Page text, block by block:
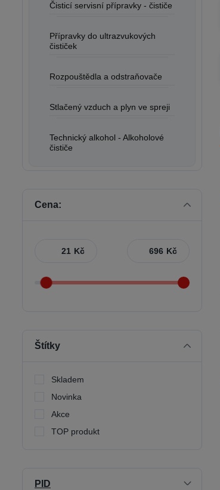
Čisticí servisní přípravky - čističe
Přípravky do ultrazvukových
čističek
Rozpouštědla a odstraňovače
Stlačený vzduch a plyn ve spreji
Technický alkohol - Alkoholové
čističe
Cena:
Kč Kč
Štítky
Skladem
Novinka
Akce
TOP produkt
PID